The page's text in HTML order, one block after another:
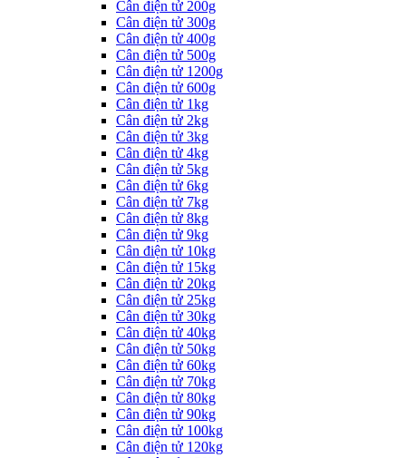
Cân điện tử 200g
Cân điện tử 300g
Cân điện tử 400g
Cân điện tử 500g
Cân điện tử 1200g
Cân điện tử 600g
Cân điện tử 1kg
Cân điện tử 2kg
Cân điện tử 3kg
Cân điện tử 4kg
Cân điện tử 5kg
Cân điện tử 6kg
Cân điện tử 7kg
Cân điện tử 8kg
Cân điện tử 9kg
Cân điện tử 10kg
Cân điện tử 15kg
Cân điện tử 20kg
Cân điện tử 25kg
Cân điện tử 30kg
Cân điện tử 40kg
Cân điện tử 50kg
Cân điện tử 60kg
Cân điện tử 70kg
Cân điện tử 80kg
Cân điện tử 90kg
Cân điện tử 100kg
Cân điện tử 120kg